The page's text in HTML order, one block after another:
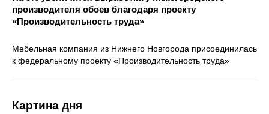
производителя обоев благодаря проекту
«Производительность труда»
Мебельная компания из Нижнего Новгорода присоединилась
к федеральному проекту «Производительность труда»
Картина дня